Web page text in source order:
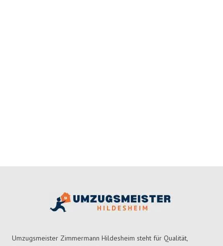
Umzugsmeister Zimmermann Hildesheim steht für Qualität,